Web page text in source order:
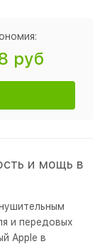
руб
и мощь в
и передовых
Apple в